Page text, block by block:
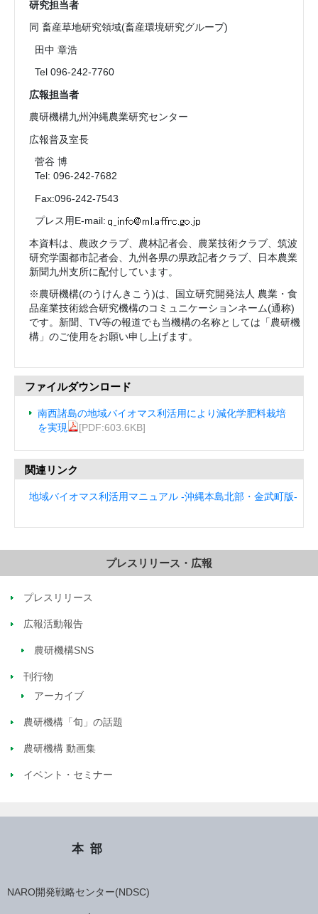
研究担当者
同 畜産草地研究領域(畜産環境研究グループ)
田中 章浩
Tel 096-242-7760
広報担当者
農研機構九州沖縄農業研究センター
広報普及室長
菅谷 博
Tel: 096-242-7682
Fax:096-242-7543
プレス用E-mail:
本資料は、農政クラブ、農林記者会、農業技術クラブ、筑波
研究学園都市記者会、九州各県の県政記者クラブ、日本農業
新聞九州支所に配付しています。
※農研機構(のうけんきこう)は、国立研究開発法人 農業・食
品産業技術総合研究機構のコミュニケーションネーム(通称)
です。新聞、TV等の報道でも当機構の名称としては「農研機
構」のご使用をお願い申し上げます。
ファイルダウンロード
南西諸島の地域バイオマス利活用により減化学肥料栽培
を実現
[PDF:603.6KB]
関連リンク
地域バイオマス利活用マニュアル -沖縄本島北部・金武町版-
プレスリリース・広報
プレスリリース
広報活動報告
農研機構SNS
刊行物
アーカイブ
農研機構「旬」の話題
農研機構 動画集
イベント・セミナー
本部
NARO開発戦略センター(NDSC)